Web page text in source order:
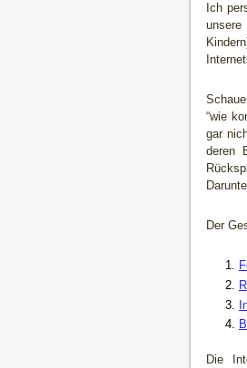
Ich
unsere
“wie
gar
deren
Der
Die